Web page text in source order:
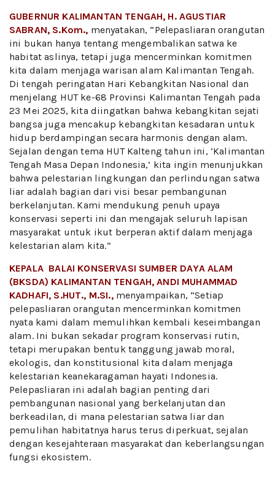
GUBERNUR KALIMANTAN TENGAH, H. AGUSTIAR
SABRAN, S.Kom., menyatakan, “Pelepasliaran orangutan
ini bukan hanya tentang mengembalikan satwa ke
habitat aslinya, tetapi juga mencerminkan komitmen
kita dalam menjaga warisan alam Kalimantan Tengah.
Di tengah peringatan Hari Kebangkitan Nasional dan
menjelang HUT ke-68 Provinsi Kalimantan Tengah pada
23 Mei 2025, kita diingatkan bahwa kebangkitan sejati
bangsa juga mencakup kebangkitan kesadaran untuk
hidup berdampingan secara harmonis dengan alam.
Sejalan dengan tema HUT Kalteng tahun ini, ‘Kalimantan
Tengah Masa Depan Indonesia,’ kita ingin menunjukkan
bahwa pelestarian lingkungan dan perlindungan satwa
liar adalah bagian dari visi besar pembangunan
berkelanjutan. Kami mendukung penuh upaya
konservasi seperti ini dan mengajak seluruh lapisan
masyarakat untuk ikut berperan aktif dalam menjaga
kelestarian alam kita.”
KEPALA BALAI KONSERVASI SUMBER DAYA ALAM
(BKSDA) KALIMANTAN TENGAH, ANDI MUHAMMAD
KADHAFI, S.HUT., M.SI.,menyampaikan, “Setiap
pelepasliaran orangutan mencerminkan komitmen
nyata kami dalam memulihkan kembali keseimbangan
alam. Ini bukan sekadar program konservasi rutin,
tetapi merupakan bentuk tanggung jawab moral,
ekologis, dan konstitusional kita dalam menjaga
kelestarian keanekaragaman hayati Indonesia.
Pelepasliaran ini adalah bagian penting dari
pembangunan nasional yang berkelanjutan dan
berkeadilan, di mana pelestarian satwa liar dan
pemulihan habitatnya harus terus diperkuat, sejalan
dengan kesejahteraan masyarakat dan keberlangsungan
fungsi ekosistem.